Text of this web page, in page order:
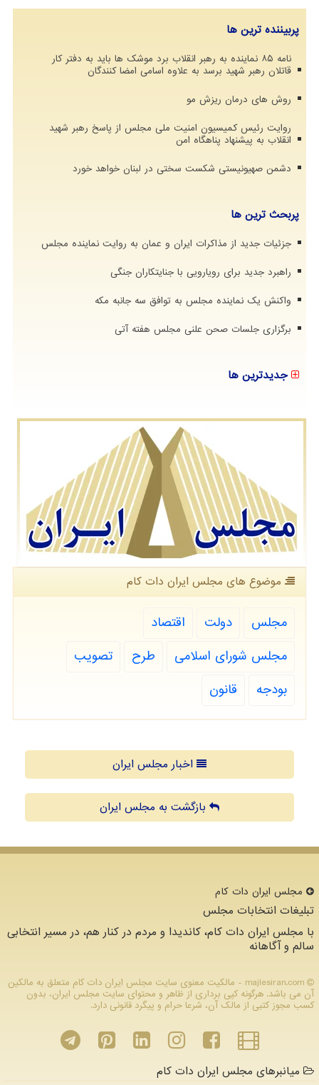
پربیننده ترین ها
نامه ۸۵ نماینده به رهبر انقلاب برد موشک ها باید به دفتر کار
قاتلان رهبر شهید برسد به علاوه اسامی امضا کنندگان
روش های درمان ریزش مو
روایت رئیس کمیسیون امنیت ملی مجلس از پاسخ رهبر شهید
انقلاب به پیشنهاد پناهگاه امن
دشمن صهیونیستی شکست سختی در لبنان خواهد خورد
پربحث ترین ها
جزئیات جدید از مذاکرات ایران و عمان به روایت نماینده مجلس
راهبرد جدید برای رویارویی با جنایتکاران جنگی
واکنش یک نماینده مجلس به توافق سه جانبه مکه
برگزاری جلسات صحن علنی مجلس هفته آتی
جدیدترین ها
موضوع های مجلس ایران دات كام
مجلس دولت
اقتصاد
مجلس شورای اسلامی
طرح
تصویب
بودجه
قانون
اخبار مجلس ایران
بازگشت به مجلس ایران
مجلس ایران دات كام
تبلیغات انتخابات مجلس
با مجلس ایران دات کام، کاندیدا و مردم در کنار هم، در مسیر انتخابی
سالم و آگاهانه
majlesiran.com - مالکیت معنوی سایت مجلس ایران دات كام متعلق به مالکین
آن می باشد. هرگونه کپی برداری از ظاهر و محتوای سایت مجلس ایران، بدون
کسب مجوز کتبی از مالک آن، شرعا حرام و پیگرد قانونی دارد.
میانبرهای مجلس ایران دات کام